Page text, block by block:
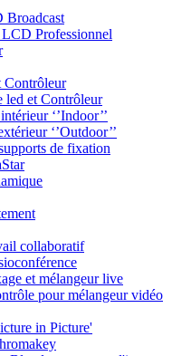
Broadcast
Professionnel
Contrôleur
led et Contrôleur
‘’Indoor’’
‘’Outdoor’’
de fixation
collaboratif
et mélangeur live
pour mélangeur vidéo
in Picture'